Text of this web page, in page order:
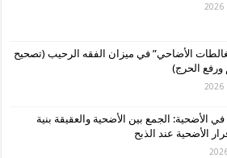
الأضاحي” في ميزان الفقه الرحيب (تصحيح
ورفع الحرج)
الأضحية: الجمع بين الأضحية والعقيقة بنية
الأضحية عند الذبح